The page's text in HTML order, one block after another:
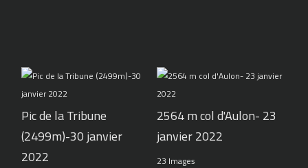
Pic de la Tribune
(2499m)-30 janvier
2022
2564 m col d'Aulon- 23
janvier 2022
23 Images